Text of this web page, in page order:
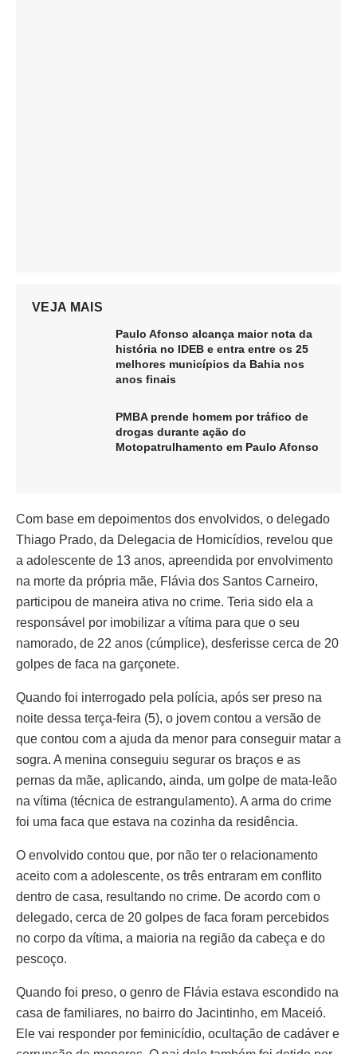
VEJA MAIS
Paulo Afonso alcança maior nota da
história no IDEB e entra entre os 25
melhores municípios da Bahia nos
anos finais
PMBA prende homem por tráfico de
drogas durante ação do
Motopatrulhamento em Paulo Afonso
Com base em depoimentos dos envolvidos, o delegado
Thiago Prado, da Delegacia de Homicídios, revelou que
a adolescente de 13 anos, apreendida por envolvimento
na morte da própria mãe, Flávia dos Santos Carneiro,
participou de maneira ativa no crime. Teria sido ela a
responsável por imobilizar a vítima para que o seu
namorado, de 22 anos (cúmplice), desferisse cerca de 20
golpes de faca na garçonete.
Quando foi interrogado pela polícia, após ser preso na
noite dessa terça-feira (5), o jovem contou a versão de
que contou com a ajuda da menor para conseguir matar a
sogra. A menina conseguiu segurar os braços e as
pernas da mãe, aplicando, ainda, um golpe de mata-leão
na vítima (técnica de estrangulamento). A arma do crime
foi uma faca que estava na cozinha da residência.
O envolvido contou que, por não ter o relacionamento
aceito com a adolescente, os três entraram em conflito
dentro de casa, resultando no crime. De acordo com o
delegado, cerca de 20 golpes de faca foram percebidos
no corpo da vítima, a maioria na região da cabeça e do
pescoço.
Quando foi preso, o genro de Flávia estava escondido na
casa de familiares, no bairro do Jacintinho, em Maceió.
Ele vai responder por feminicídio, ocultação de cadáver e